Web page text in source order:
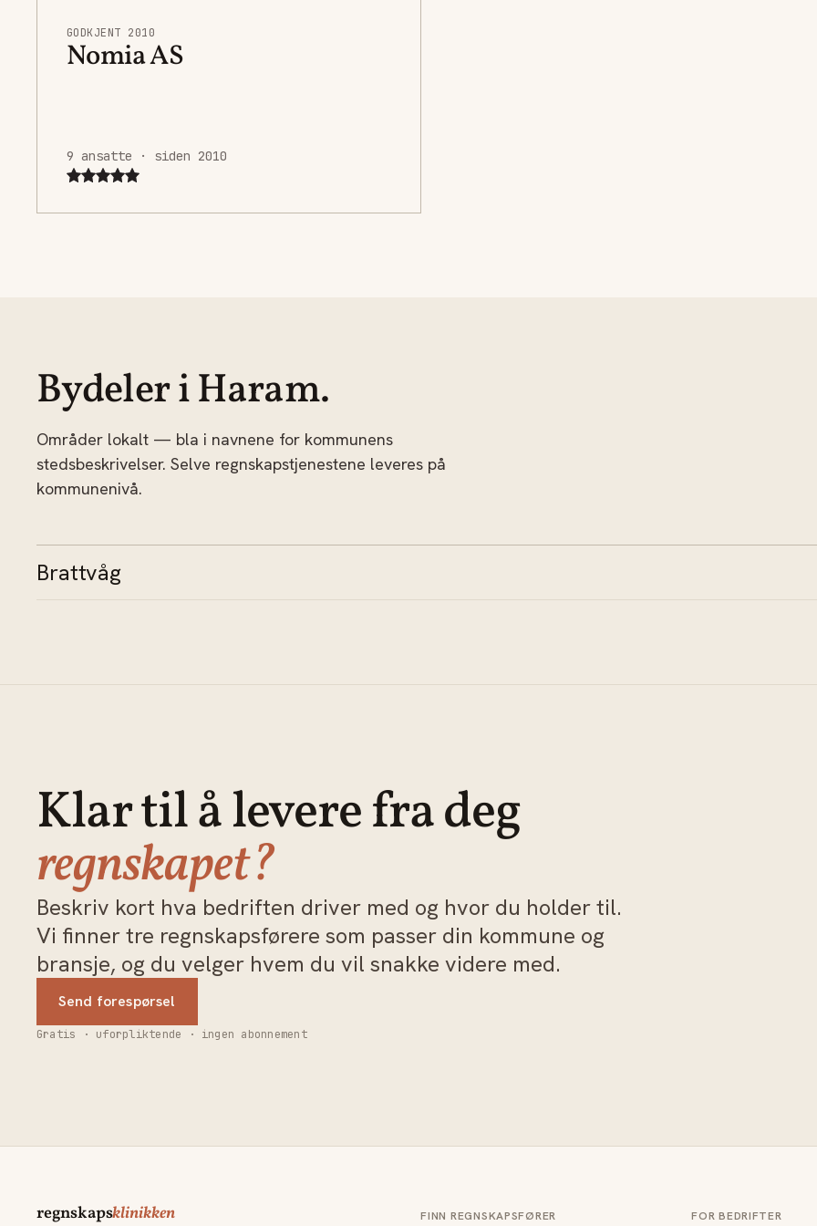
GODKJENT 2010
Nomia AS
9 ansatte · siden 2010
Bydeler i Haram.
Områder lokalt — bla i navnene for kommunens
stedsbeskrivelser. Selve regnskapstjenestene leveres på
kommunenivå.
Brattvåg
Klar til å levere fra deg
regnskapet?
Beskriv kort hva bedriften driver med og hvor du holder til.
Vi finner tre regnskapsførere som passer din kommune og
bransje, og du velger hvem du vil snakke videre med.
Send forespørsel
Gratis · uforpliktende · ingen abonnement
regnskapsklinikken FINN REGNSKAPSFØRER FOR BEDRIFTER